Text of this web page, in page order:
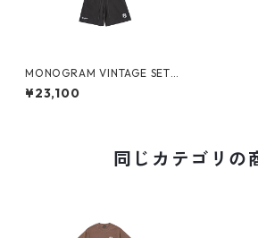
MONOGRAM VINTAGE SETU
P (BLACK)
¥23,100
同じカテゴリの